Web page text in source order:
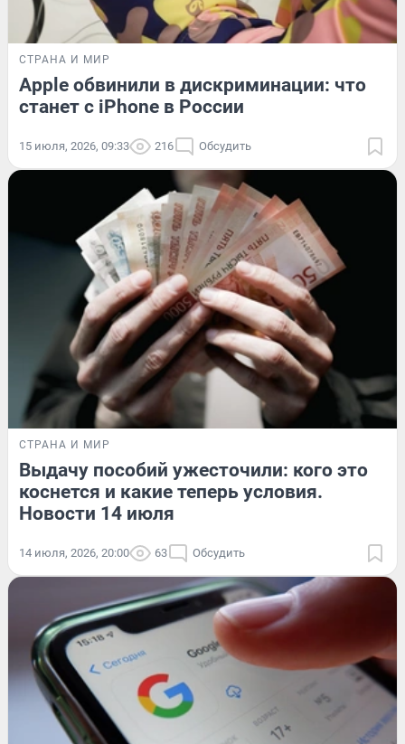
СТРАНА И МИР
Apple обвинили в дискриминации: что
станет с iPhone в России
15 июля, 2026, 09:33 216 Обсудить
СТРАНА И МИР
Выдачу пособий ужесточили: кого это
коснется и какие теперь условия.
Новости 14 июля
14 июля, 2026, 20:00 63 Обсудить